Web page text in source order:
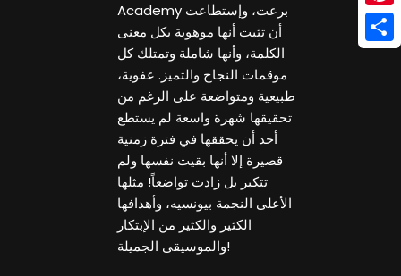
Academy برعت، وإستطاعت
أن تثبت أنها موهوبة بكل معنى
الكلمة، وأنها شاملة وتمتلك كل
موقمات النجاح والتميز. عفوية،
طبيعية ومتواضعة على الرغم من
تحقيقها شهرة واسعة لم يستطع
أحد أن يحققها في فترة زمنية
قصيرة إلا أنها بقيت نفسها ولم
تتكبر بل زادت تواضعاً! مثلها
الأعلى النجمة بيونسيه، وأهدافها
الكثير والكثير من الإبتكار
والموسيقى الجميلة!